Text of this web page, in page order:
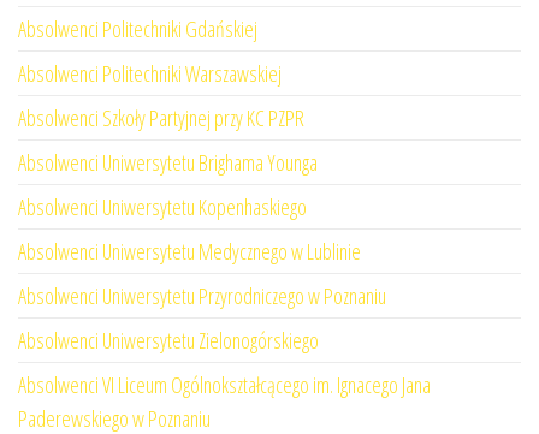
Absolwenci Politechniki Gdańskiej
Absolwenci Politechniki Warszawskiej
Absolwenci Szkoły Partyjnej przy KC PZPR
Absolwenci Uniwersytetu Brighama Younga
Absolwenci Uniwersytetu Kopenhaskiego
Absolwenci Uniwersytetu Medycznego w Lublinie
Absolwenci Uniwersytetu Przyrodniczego w Poznaniu
Absolwenci Uniwersytetu Zielonogórskiego
Absolwenci VI Liceum Ogólnokształcącego im. Ignacego Jana
Paderewskiego w Poznaniu